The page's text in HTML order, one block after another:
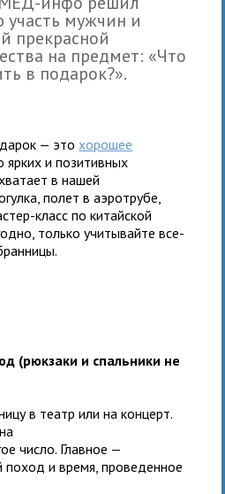
участь мужчин и
прекрасной
на предмет: «Что
в подарок?».
— это хорошее
ярких и позитивных
в нашей
полет в аэротрубе,
класс по китайской
только учитывайте все-
(рюкзаки и спальники не
в театр или на концерт.
число. Главное —
поход и время, проведенное